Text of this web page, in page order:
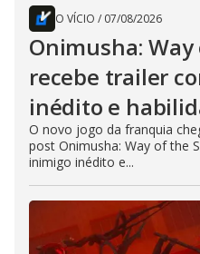
O VÍCIO / 07/08/2026
Onimusha:
recebe trailer
inédito e
O novo jogo da franquia
post Onimusha: Way of the
inimigo inédito e...